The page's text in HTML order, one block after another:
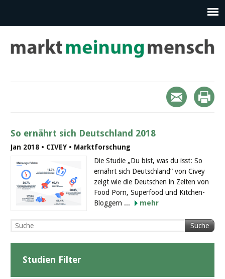
So ernährt sich Deutschland 2018
Jan 2018 • CIVEY • Marktforschung
Die Studie „Du bist, was du isst: So
ernährt sich Deutschland“ von Civey
zeigt wie die Deutschen in Zeiten von
Food Porn, Superfood und Kitchen-
Bloggern ...
mehr
Suche
Studien Filter